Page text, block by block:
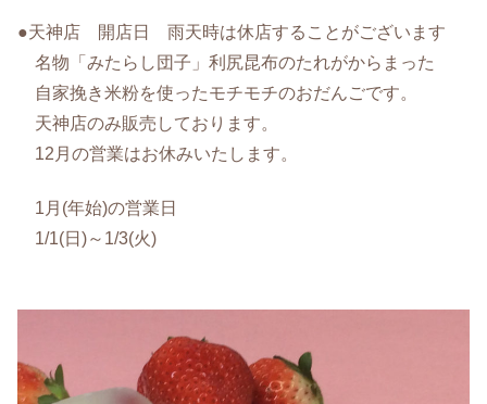
●天神店 開店日 雨天時は休店することがございます
名物「みたらし団子」利尻昆布のたれがからまった
自家挽き米粉を使ったモチモチのおだんごです。
天神店のみ販売しております。
12月の営業はお休みいたします。
1月(年始)の営業日
1/1(日)～1/3(火)